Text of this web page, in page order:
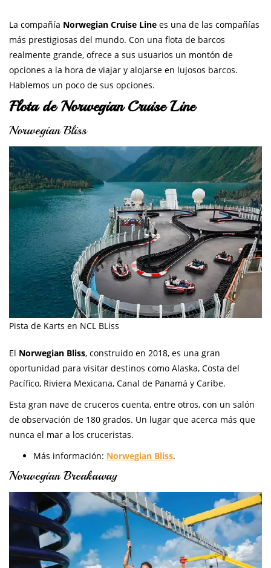
La compañía Norwegian Cruise Line es una de las compañías
más prestigiosas del mundo. Con una flota de barcos
realmente grande, ofrece a sus usuarios un montón de
opciones a la hora de viajar y alojarse en lujosos barcos.
Hablemos un poco de sus opciones.
Flota de Norwegian Cruise Line
Norwegian Bliss
Pista de Karts en NCL BLiss
El Norwegian Bliss, construido en 2018, es una gran
oportunidad para visitar destinos como Alaska, Costa del
Pacífico, Riviera Mexicana, Canal de Panamá y Caribe.
Esta gran nave de cruceros cuenta, entre otros, con un salón
de observación de 180 grados. Un lugar que acerca más que
nunca el mar a los cruceristas.
Más información: Norwegian Bliss.
Norwegian Breakaway